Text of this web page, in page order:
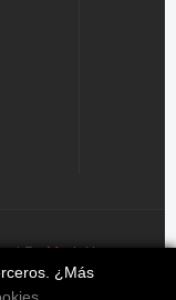
¿Más
By Modeliko